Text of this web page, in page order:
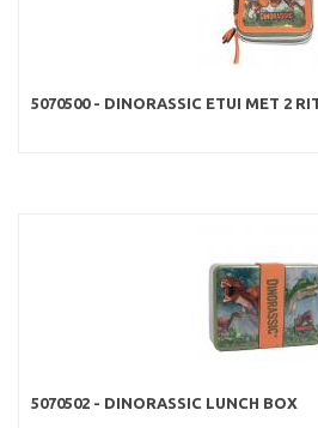
5070500 - DINORASSIC ETUI MET 2
5070502 - DINORASSIC LUNCH BOX